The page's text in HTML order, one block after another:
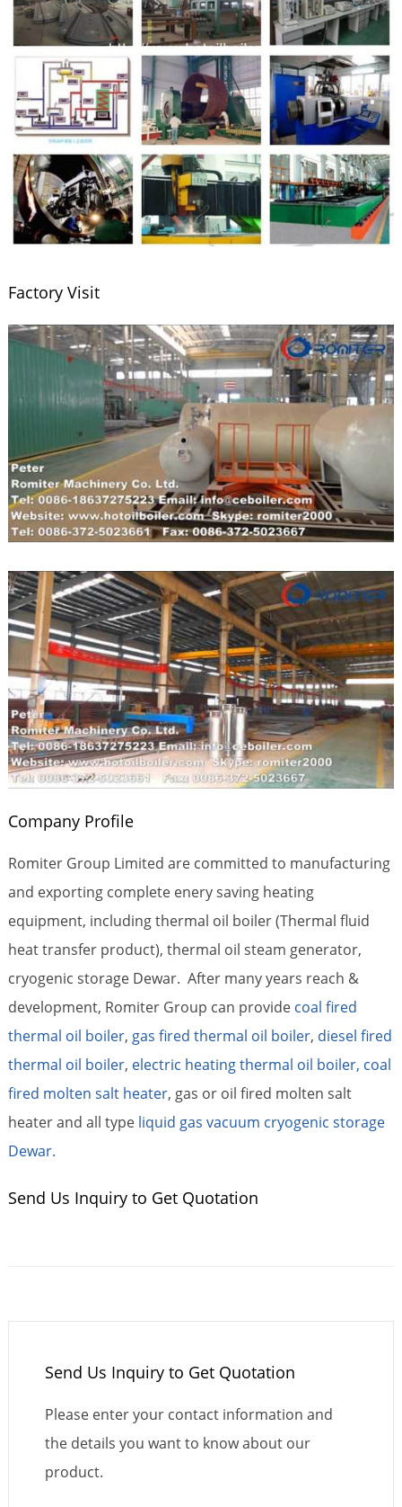
Factory Visit
Company Profile
Romiter Group Limited are committed to manufacturing
and exporting complete enery saving heating
equipment, including thermal oil boiler (Thermal fluid
heat transfer product), thermal oil steam generator,
cryogenic storage Dewar. After many years reach &
development, Romiter Group can provide coal fired
thermal oil boiler, gas fired thermal oil boiler, diesel fired
thermal oil boiler, electric heating thermal oil boiler, coal
fired molten salt heater, gas or oil fired molten salt
heater and all type liquid gas vacuum cryogenic storage
Dewar.
Send Us Inquiry to Get Quotation
Send Us Inquiry to Get Quotation
Please enter your contact information and
the details you want to know about our
product.